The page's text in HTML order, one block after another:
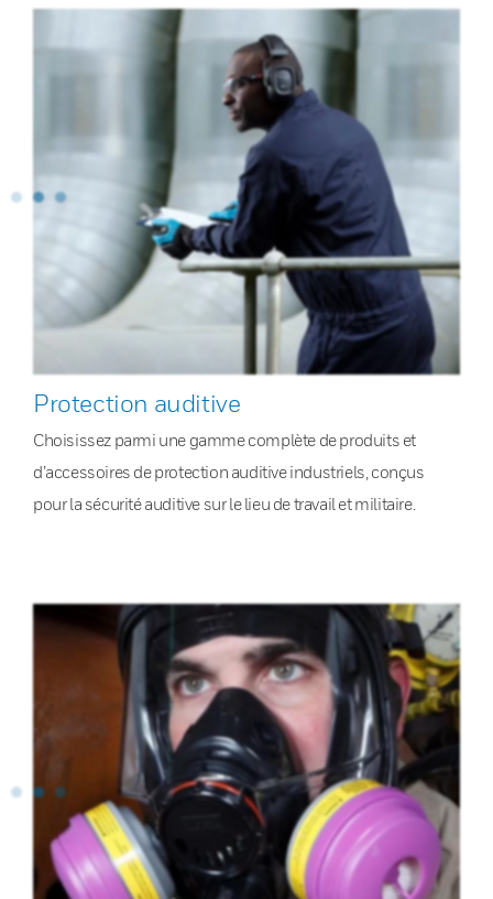
Protection auditive
Choisissez parmi une gamme complète de produits et
d’accessoires de protection auditive industriels, conçus
pour la sécurité auditive sur le lieu de travail et militaire.